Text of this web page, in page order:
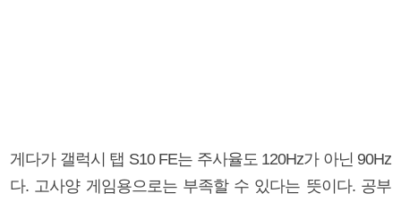
게다가 갤럭시 탭 S10 FE는 주사율도 120Hz가 아닌 90Hz
다. 고사양 게임용으로는 부족할 수 있다는 뜻이다. 공부